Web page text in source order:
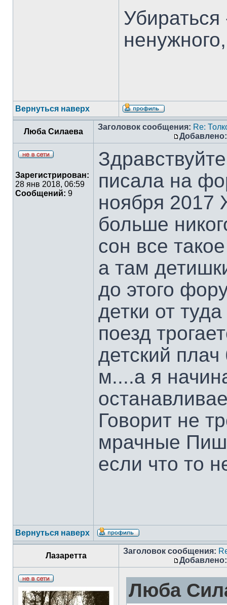
Вернуться наверх
Люба Силаева
Заголовок сообщения: Re:
Добавлено:
Зарегистрирован:
28 янв 2018, 06:59
Сообщений: 9
писала на
ноября
больше
сон все
а там
до этого
детки от
поезд
детский
м....а я
Говорит не
мрачные
если что то
Вернуться наверх
Лазаретта
Заголовок сообщения:
Добавлено:
Люба